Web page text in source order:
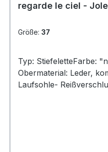
regarde le ciel -
Größe: 37
Typ: StiefeletteFarbe:
Obermaterial: Leder,
Laufsohle-